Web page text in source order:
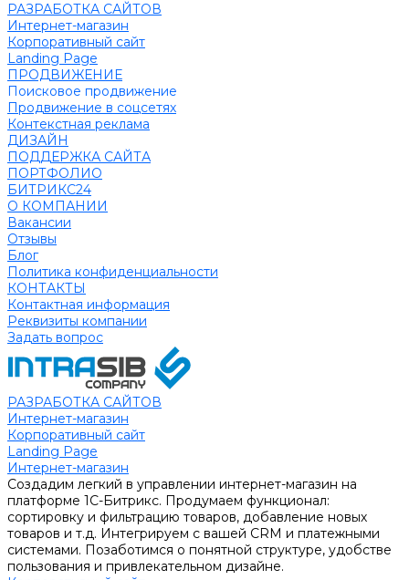
РАЗРАБОТКА САЙТОВ
Интернет-магазин
Корпоративный сайт
Landing Page
ПРОДВИЖЕНИЕ
Поисковое продвижение
Продвижение в соцсетях
Контекстная реклама
ДИЗАЙН
ПОДДЕРЖКА САЙТА
ПОРТФОЛИО
БИТРИКС24
О КОМПАНИИ
Вакансии
Отзывы
Блог
Политика конфиденциальности
КОНТАКТЫ
Контактная информация
Реквизиты компании
Задать вопрос
РАЗРАБОТКА САЙТОВ
Интернет-магазин
Корпоративный сайт
Landing Page
Интернет-магазин
Создадим легкий в управлении интернет-магазин на
платформе 1С-Битрикс. Продумаем функционал:
сортировку и фильтрацию товаров, добавление новых
товаров и т.д. Интегрируем с вашей CRM и платежными
системами. Позаботимся о понятной структуре, удобстве
пользования и привлекательном дизайне.